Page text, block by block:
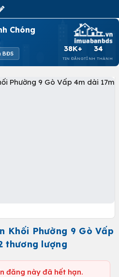
Chóng
BĐS
38K+
TIN ĐĂNG
34
TỈNH THÀNH
Khối Phường 9 Gò Vấp
thương lượng
đăng này đã hết hạn.